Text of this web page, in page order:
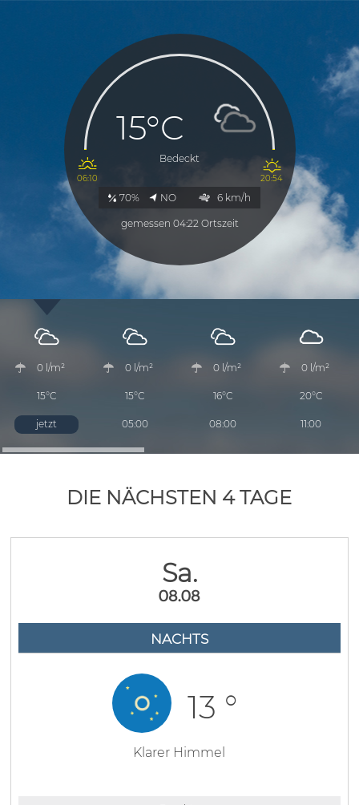
06:10 20:54
15°C
Bedeckt
70% NO 6 km/h
gemessen 04:22 Ortszeit
0 l/m²
15°C
jetzt
0 l/m²
15°C
05:00
0 l/m²
16°C
08:00
0 l/m²
20°C
11:00
DIE NÄCHSTEN 4 TAGE
Sa.
08.08
NACHTS
13 °
Klarer Himmel